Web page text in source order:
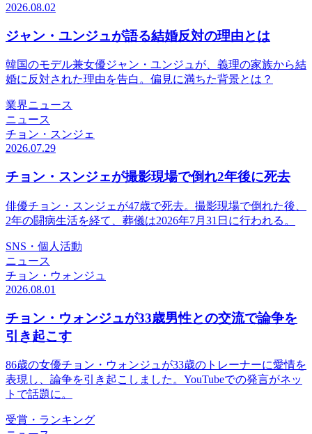
2026.08.02
ジャン・ユンジュが語る結婚反対の理由とは
韓国のモデル兼女優ジャン・ユンジュが、義理の家族から結
婚に反対された理由を告白。偏見に満ちた背景とは？
業界ニュース
ニュース
チョン・スンジェ
2026.07.29
チョン・スンジェが撮影現場で倒れ2年後に死去
俳優チョン・スンジェが47歳で死去。撮影現場で倒れた後、
2年の闘病生活を経て、葬儀は2026年7月31日に行われる。
SNS・個人活動
ニュース
チョン・ウォンジュ
2026.08.01
チョン・ウォンジュが33歳男性との交流で論争を
引き起こす
86歳の女優チョン・ウォンジュが33歳のトレーナーに愛情を
表現し、論争を引き起こしました。YouTubeでの発言がネッ
トで話題に。
受賞・ランキング